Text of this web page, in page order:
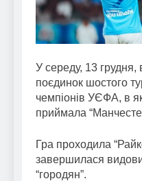
У середу, 13 грудня,
поєдинок шостого
чемпіонів УЄФА, в
приймала
Гра проходила
завершилася
“городян”.